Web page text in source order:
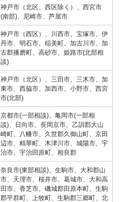
神戸市（北区、西区除く）、西宮市
(南部)、尼崎市、芦屋市
神戸市（西区）、川西市、宝塚市、伊
丹市、明石市、稲美町、加古川市、加
古郡播磨町、高砂市、姫路市(北部相
談)
神戸市（北区）、三田市、三木市、加
東市、西脇市、加西市、小野市、西宮
市(北部)
京都市(一部相談)、亀岡市(一部相
談)、日向市、長岡京市、乙訓郡大山
崎町、八幡市、久世郡久御山町、京田
辺市、精華町、木津川市、城陽市、宇
治市、宇治田原町、相良郡
奈良市(東部相談)、生駒市、大和郡山
市、天理市、桜井市、葛城市、大和高
田市、香芝市、磯城郡田原本町、生駒
郡平群町、上牧町、生駒郡三郷町、北